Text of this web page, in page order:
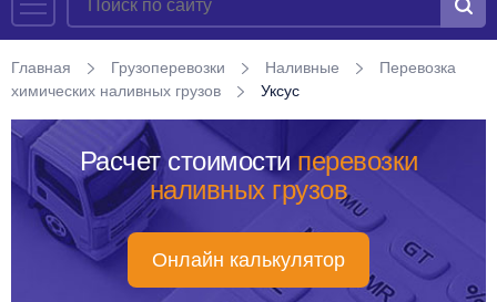
Главная Грузоперевозки Наливные
Перевозка
химических наливных грузов
Уксус
Расчет стоимости перевозки
наливных грузов
Онлайн калькулятор